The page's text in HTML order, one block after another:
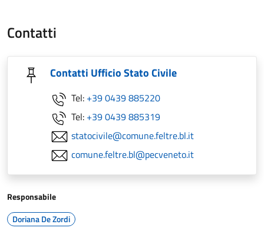
Contatti
Contatti Ufficio Stato Civile
Tel: +39 0439 885220
Tel: +39 0439 885319
statocivile@comune.feltre.bl.it
comune.feltre.bl@pecveneto.it
Responsabile
Doriana De Zordi